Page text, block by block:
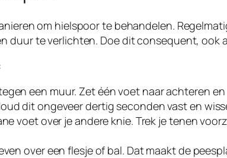
om hielspoor te behandelen.
duur te verlichten. Doe dit consequent, ook
een muur. Zet één voet naar achteren
dit ongeveer dertig seconden vast en
voet over je andere knie. Trek je tenen
over een flesje of bal. Dat maakt de